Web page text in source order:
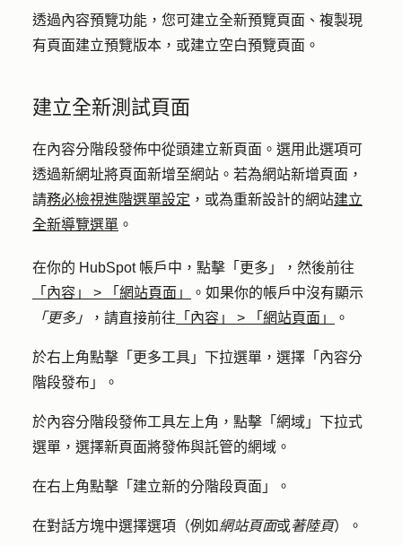
透過內容預覽功能，您可建立全新預覽頁面、複製現
有頁面建立預覽版本，或建立空白預覽頁面。
建立全新測試頁面
在內容分階段發佈中從頭建立新頁面。選用此選項可
透過新網址將頁面新增至網站。若為網站新增頁面，
請務必檢視進階選單設定 ，或為重新設計的網站建立
全新導覽選單 。
在你的 HubSpot 帳戶中，點擊 「更多」
，然後前往
「內容」
> 「網站頁面」
。如果你的帳戶中沒有顯示
「更多」
，請直接前往 「內容」 > 「網站頁面」 。
於右上角點擊「 更多工具 」下拉選單，選擇「 內容分
階段發布 」。
於內容分階段發佈工具左上角，點擊「 網域 」 下拉式
選單，選擇新頁面將發佈與託管的網域 。
在右上角點擊「 建立新的分階段頁面 」。
在對話方塊中選擇選項 （例如網站頁面或著陸頁）。